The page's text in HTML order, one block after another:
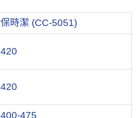
保時潔 (CC-5051)
420
420
400-475